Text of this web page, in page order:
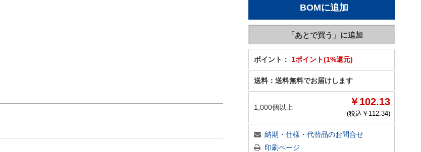
ポイント： 1ポイント(1%還元)
送料： 送料無料でお届けします
1,000個以上 ￥102.13
(税込￥ 112.34)
納期・仕様・代替品のお問合せ
印刷ページ